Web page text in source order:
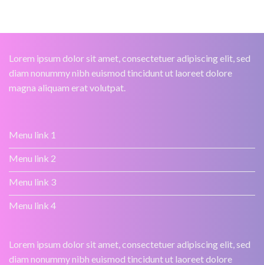
Lorem ipsum dolor sit amet, consectetuer adipiscing elit, sed
diam nonummy nibh euismod tincidunt ut laoreet dolore
magna aliquam erat volutpat.
Menu link 1
Menu link 2
Menu link 3
Menu link 4
Lorem ipsum dolor sit amet, consectetuer adipiscing elit, sed
diam nonummy nibh euismod tincidunt ut laoreet dolore